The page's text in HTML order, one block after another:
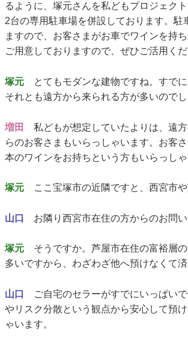
るように、塚元さんを私どもプロジェク
2台の専用駐車場を併設しております。
ますので、お客さまがお車でワインを持
ご用意しておりますので、ぜひご活用くだ
塚元 とてもモダンな建物ですね。すで
それとも遠方から来られる方が多いのでし
増田
私どもが想定していたよりは、遠
らのお客さまもいらっしゃいます。お客
本のワインをお持ちという方もいらっしゃ
塚元 ここ宝塚市の近隣ですと、西宮市
山口 お隣り西宮市在住の方からのお問い
塚元 そうですか。芦屋市在住の富裕層
多いですから、わざわざ他へ預けなくて
山口
ご自宅のセラーがすでにいっぱい
やリスク分散という観点から安心して預
ゃいます。